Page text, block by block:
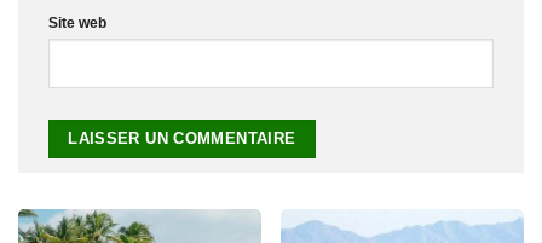
Site web